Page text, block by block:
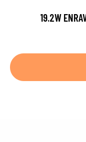
19.2W